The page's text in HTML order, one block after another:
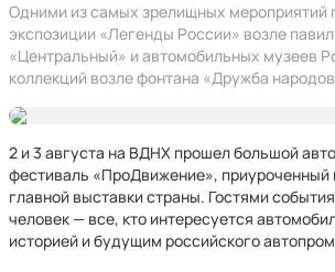
Одними из самых зрелищных мероприятий
экспозиции «Легенды России» возле
«Центральный» и автомобильных музеев
коллекций возле фонтана «Дружба
2 и 3 августа на ВДНХ прошел большой
фестиваль «ПроДвижение»,
главной выставки страны. Гостями
человек — все, кто интересуется
историей и будущим российского